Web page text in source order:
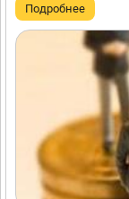
Подробнее